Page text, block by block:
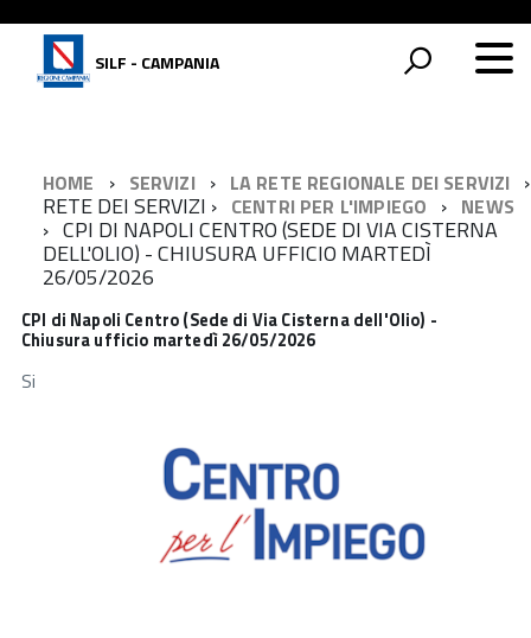
SILF - CAMPANIA
HOME SERVIZI LA RETE REGIONALE DEI SERVIZI
RETE DEI SERVIZI CENTRI PER L'IMPIEGO NEWS
CPI DI NAPOLI CENTRO (SEDE DI VIA CISTERNA
DELL'OLIO) - CHIUSURA UFFICIO MARTEDÌ
26/05/2026
CPI di Napoli Centro (Sede di Via Cisterna dell'Olio) -
Chiusura ufficio martedì 26/05/2026
Si